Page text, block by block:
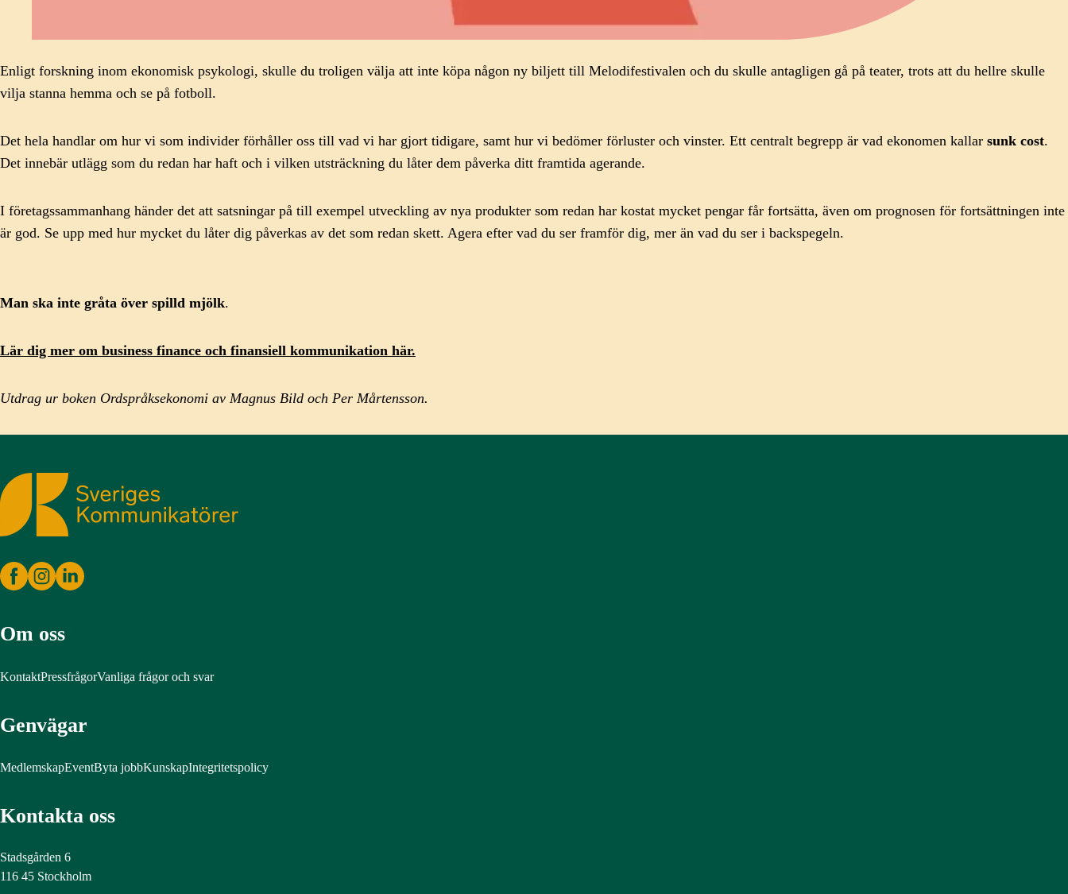
Enligt forskning inom ekonomisk psykologi, skulle du troligen välja att inte köpa någon ny biljett till Melodifestivalen och du skulle antagligen gå på teater, trots att du hellre skulle
vilja stanna hemma och se på fotboll.
Det hela handlar om hur vi som individer förhåller oss till vad vi har gjort tidigare, samt hur vi bedömer förluster och vinster. Ett centralt begrepp är vad ekonomen kallar sunk cost.
Det innebär utlägg som du redan har haft och i vilken utsträckning du låter dem påverka ditt framtida agerande.
I företagssammanhang händer det att satsningar på till exempel utveckling av nya produkter som redan har kostat mycket pengar får fortsätta, även om prognosen för fortsättningen inte
är god. Se upp med hur mycket du låter dig påverkas av det som redan skett. Agera efter vad du ser framför dig, mer än vad du ser i backspegeln.
Man ska inte gråta över spilld mjölk.
Lär dig mer om business finance och finansiell kommunikation här.
Utdrag ur boken Ordspråksekonomi av Magnus Bild och Per Mårtensson.
Sveriges Kommunikatörer
Om oss
KontaktPressfrågorVanliga frågor och svar
Genvägar
MedlemskapEventByta jobbKunskapIntegritetspolicy
Kontakta oss
Stadsgården 6
116 45 Stockholm